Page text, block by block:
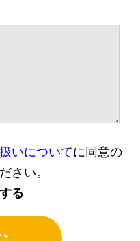
いについてに同意の
さい。
る